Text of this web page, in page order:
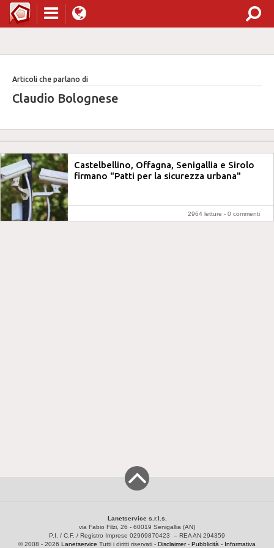
Articoli che parlano di
Claudio Bolognese
Castelbellino, Offagna, Senigallia e Sirolo
firmano "Patti per la sicurezza urbana"
2964 letture - 0 commenti
Lanetservice s.r.l.s.
via Fabio Filzi, 26 - 60019 Senigallia (AN)
P.I. / C.F. / Registro Imprese 02969870423 – REA AN 294359
© 2008 - 2026 Lanetservice Tutti i diritti riservati - Disclaimer- Pubblicità - Informativa